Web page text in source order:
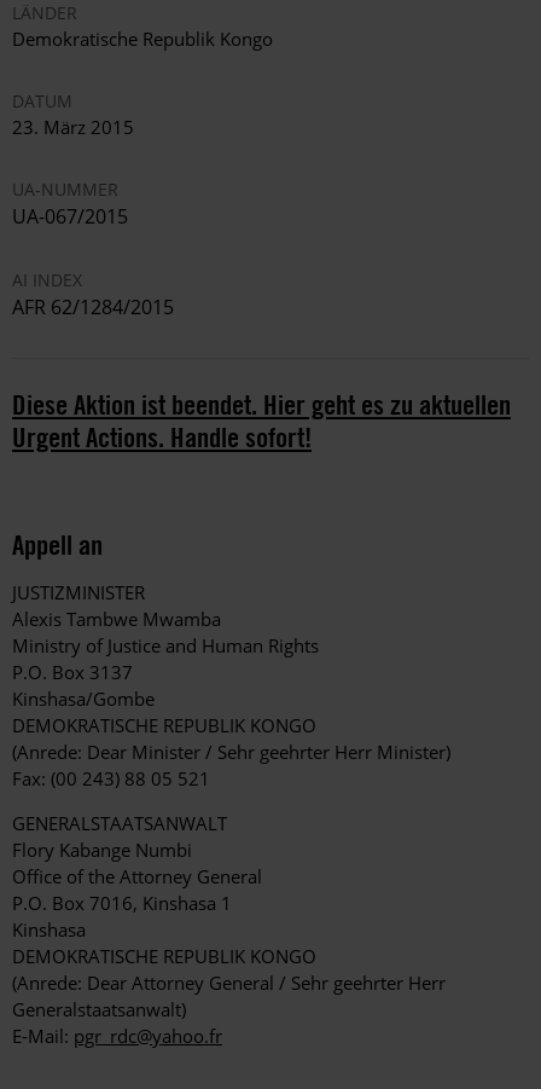
LÄNDER
Demokratische Republik Kongo
DATUM
23. März 2015
UA-NUMMER
UA-067/2015
AI INDEX
AFR 62/1284/2015
Diese Aktion ist beendet. Hier geht es zu aktuellen
Urgent Actions. Handle sofort!
Appell an
JUSTIZMINISTER
Alexis Tambwe Mwamba
Ministry of Justice and Human Rights
P.O. Box 3137
Kinshasa/Gombe
DEMOKRATISCHE REPUBLIK KONGO
(Anrede: Dear Minister / Sehr geehrter Herr Minister)
Fax: (00 243) 88 05 521
GENERALSTAATSANWALT
Flory Kabange Numbi
Office of the Attorney General
P.O. Box 7016, Kinshasa 1
Kinshasa
DEMOKRATISCHE REPUBLIK KONGO
(Anrede: Dear Attorney General / Sehr geehrter Herr
Generalstaatsanwalt)
E-Mail: pgr_rdc@yahoo.fr